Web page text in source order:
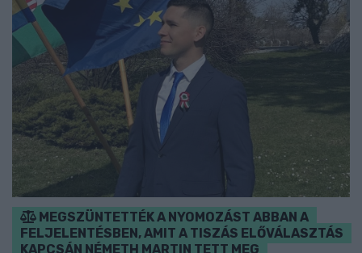
MEGSZÜNTETTÉK A NYOMOZÁST ABBAN A
FELJELENTÉSBEN, AMIT A TISZÁS ELŐVÁLASZTÁS
KAPCSÁN NÉMETH MARTIN TETT MEG